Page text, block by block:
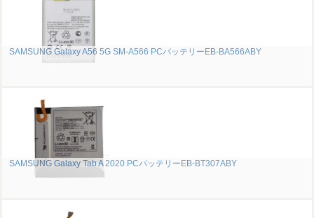
SAMSUNG Galaxy A56 5G SM-A566 PCバッテリーEB-BA566ABY
SAMSUNG Galaxy Tab A 2020 PCバッテリーEB-BT307ABY